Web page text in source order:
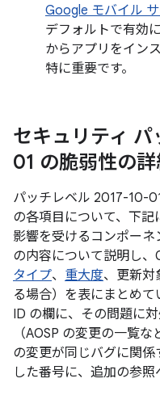
Google モバイル
デフォルトで有効
からアプリをイン
特に重要です。
セキュリティ
01 の脆弱性の詳
パッチレベル 2017-10-
の各項目について、下記
影響を受けるコンポー
の内容について説明し、
タイプ、 重大度、更新対
る場合）を表にまとめ
ID の欄に、その問題に
（AOSP の変更の一覧
の変更が同じバグに関
した番号に、追加の参照